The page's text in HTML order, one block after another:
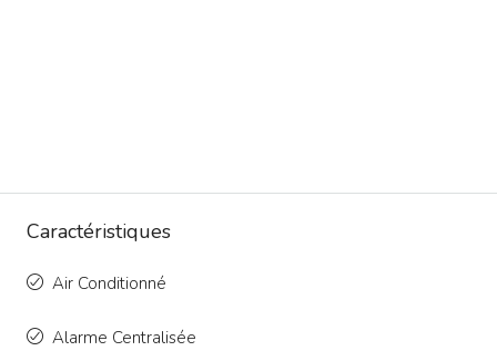
Caractéristiques
Air Conditionné
Alarme Centralisée